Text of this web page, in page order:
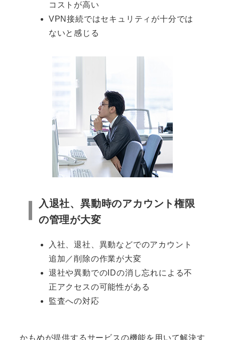
コストが高い
VPN接続ではセキュリティが十分では
ないと感じる
入退社、異動時のアカウント権限
の管理が大変
入社、退社、異動などでのアカウント
追加／削除の作業が大変
退社や異動でのIDの消し忘れによる不
正アクセスの可能性がある
監査への対応
かもめが提供するサービスの機能を用いて解決す